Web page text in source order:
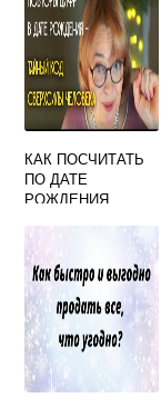
КАК ПОСЧИТАТЬ
ПО ДАТЕ
РОЖДЕНИЯ
СУДЬБУ